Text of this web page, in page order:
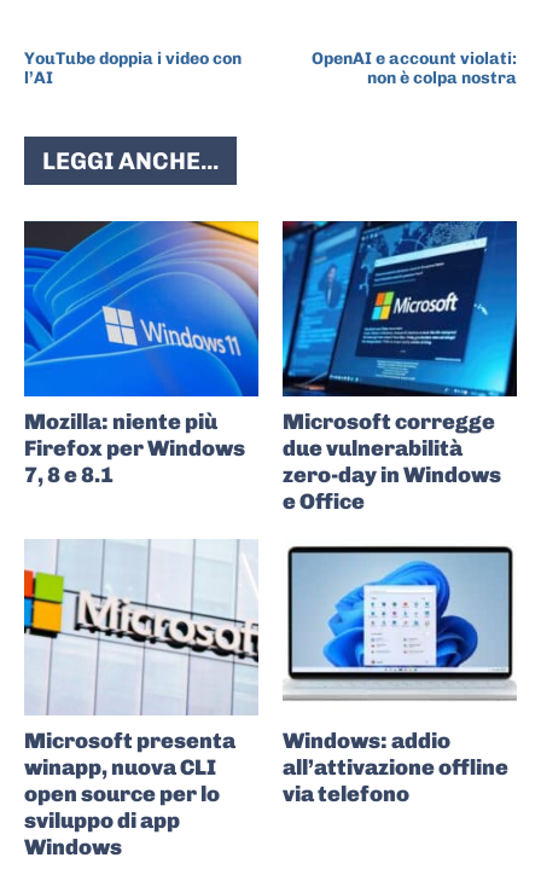
YouTube doppia i video con
l’AI
OpenAI e account violati:
non è colpa nostra
LEGGI ANCHE...
Mozilla: niente più
Firefox per Windows
7, 8 e 8.1
Microsoft corregge
due vulnerabilità
zero-day in Windows
e Office
Microsoft presenta
winapp, nuova CLI
open source per lo
sviluppo di app
Windows
Windows: addio
all’attivazione offline
via telefono